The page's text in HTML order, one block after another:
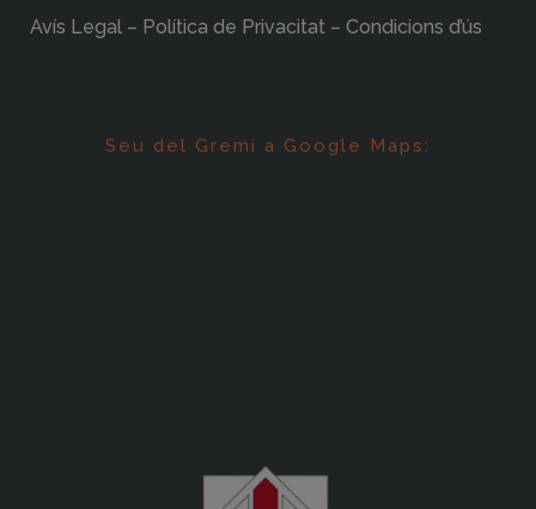
Avís Legal – Política de Privacitat – Condicions d’ús
Seu del Gremi a Google Maps: